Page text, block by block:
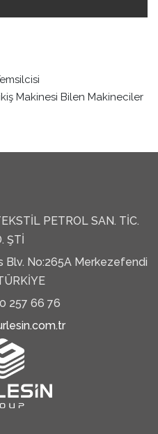
Makinesi Bilen Makineciler
PETROL SAN. TIC.
ŞTI
Blv. No:265A Merkezefendi
257 66 76